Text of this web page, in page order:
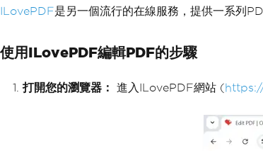
ILovePDF是另一個流行的在線服務，提供一系列
使用ILovePDF編輯PDF的步驟
打開您的瀏覽器： 進入ILovePDF網站 (